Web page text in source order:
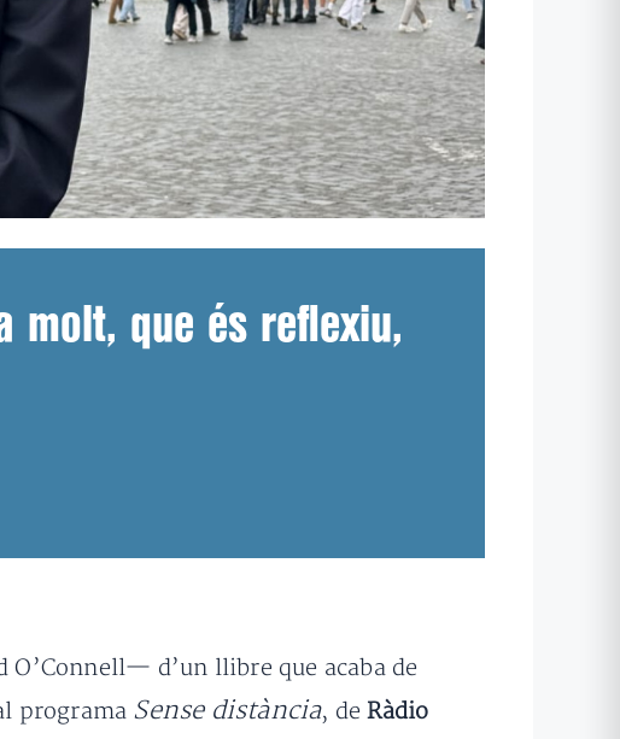
molt, que és reflexiu,
d’un llibre que acaba de
programa Sense distància, deRàdio